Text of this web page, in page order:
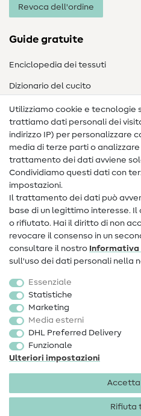
Revoca dell'ordine
Guide gratuite
Enciclopedia dei tessuti
Dizionario del cucito
Nähanleitungen
Assistenza e contatto
Contatto
Informazioni sul nuovo
FAQ
Diritto di recesso
Popolare
Accessori cucito
Sale
Utilizziamo cookie e tecnologie
trattiamo dati personali dei
indirizzo IP) per personalizzare
media di terze parti o
trattamento dei dati avviene
Condividiamo questi dati con
impostazioni.
Il trattamento dei dati può
base di un legittimo interesse.
o rifiutato. Hai il diritto di non
revocare il consenso in un
consultare il nostro Informativa
sull'uso dei dati personali nella
Essenziale
Statistiche
Marketing
Media esterni
DHL Preferred Delivery
Funzionale
Ulteriori impostazioni
Rifiuta
Informazioni legali Privacy